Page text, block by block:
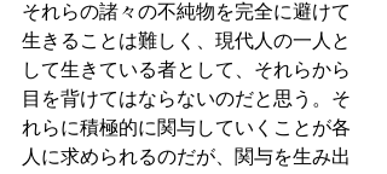
それらの諸々の不純物を完全に避けて
生きることは難しく、現代人の一人と
して生きている者として、それらから
目を背けてはならないのだと思う。そ
れらに積極的に関与していくことが各
人に求められるのだが、関与を生み出